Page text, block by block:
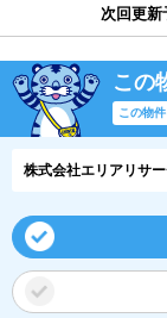
次回更新
この
この物
株式会社エリアリサ